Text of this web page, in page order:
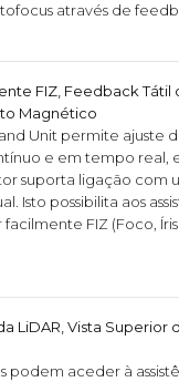
através de
FIZ, Feedback Tátil
Magnético
Unit permite ajuste
e em tempo real,
suporta ligação com
Isto possibilita aos
FIZ (Foco,
LiDAR, Vista Superior
podem aceder à